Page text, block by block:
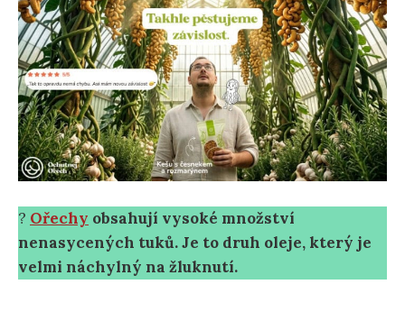
? Ořechy obsahují vysoké množství
nenasycených tuků. Je to druh oleje, který je
velmi náchylný na žluknutí.